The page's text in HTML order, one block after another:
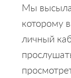
Мы
которому
личный